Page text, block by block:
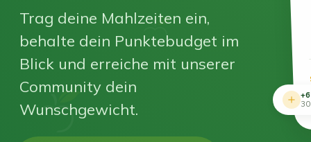
Trag deine Mahlzeiten ein,
behalte dein Punktebudget im
Blick und erreiche mit unserer
Community dein
Wunschgewicht.